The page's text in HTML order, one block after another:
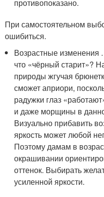
противопоказано.
При самостоятельном
ошибиться.
Возрастные изменения
что «чёрный старит»?
природы жгучая
сможет априори,
радужки глаз
и даже морщины в
Визуально прибавить
яркость может любой
Поэтому дамам в
окрашивании
оттенок. Выбирать
усиленной яркости.